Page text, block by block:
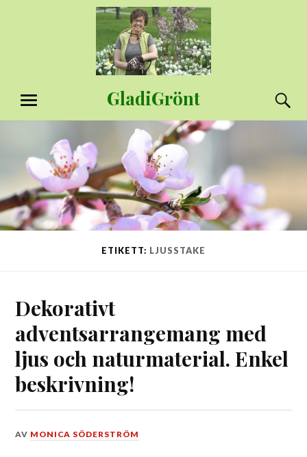
GladiGrönt
MENY
ETIKETT: LJUSSTAKE
Dekorativt
adventsarrangemang med
ljus och naturmaterial. Enkel
beskrivning!
DEN
AV MONICA SÖDERSTRÖM